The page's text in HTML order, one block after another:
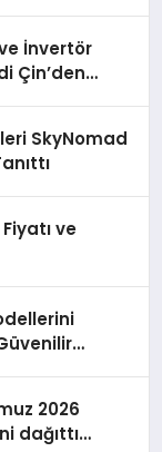
İnvertör
Çin’den
SkyNomad
Fiyatı ve
2026
dağıttı